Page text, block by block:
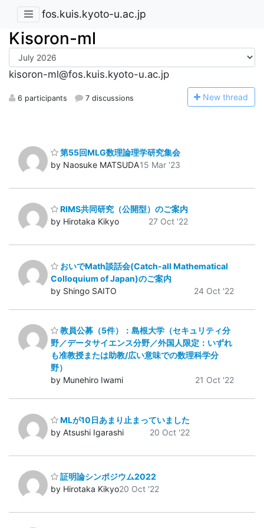
fos.kuis.kyoto-u.ac.jp
Kisoron-ml
kisoron-ml@fos.kuis.kyoto-u.ac.jp
6 participants 7 discussions New thread
第55回MLG数理論理学研究集会
by Naosuke MATSUDA15 Mar '23
RIMS共同研究（公開型）のご案内
by Hirotaka Kikyo
27 Oct '22
おいでMath談話会(Catch-all Mathematical
Colloquium of Japan)のご案内
by Shingo SAITO
24 Oct '22
教員公募（5件）：島根大学（セキュリティ分
野／データサイエンス分野／外国人限定：いずれ
も准教授または助教/広い意味での数理科学分
野）
by Munehiro Iwami
21 Oct '22
MLが10日あまり止まっていました
by Atsushi Igarashi
20 Oct '22
証明論シンポジウム2022
by Hirotaka Kikyo20 Oct '22